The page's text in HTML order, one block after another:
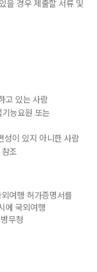
을 경우 제출할 서류 및
고 있는 사람
능요원 또는
성이 있지 아니한 사람
조
여행 허가증명서를
에 국외여행
무청